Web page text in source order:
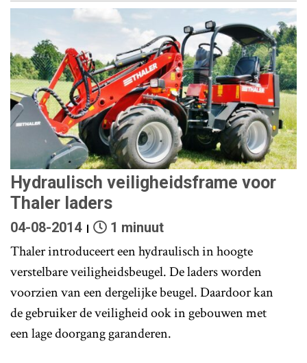
Hydraulisch veiligheidsframe voor
Thaler laders
04-08-2014 1 minuut
Thaler introduceert een hydraulisch in hoogte
verstelbare veiligheidsbeugel. De laders worden
voorzien van een dergelijke beugel. Daardoor kan
de gebruiker de veiligheid ook in gebouwen met
een lage doorgang garanderen.